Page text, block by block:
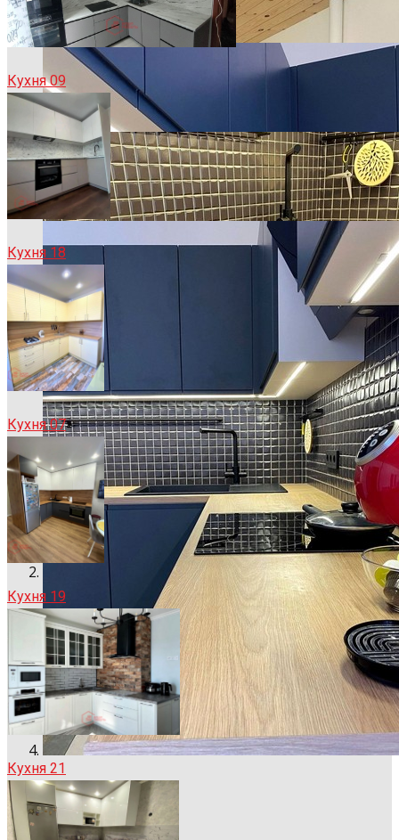
Кухня 09
Кухня 18
Кухня 07
Кухня 19
Кухня 21